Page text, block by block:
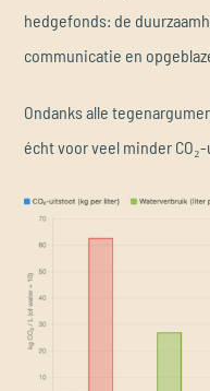
hedgefonds: de
communicatie en
Ondanks alle
écht voor veel minder